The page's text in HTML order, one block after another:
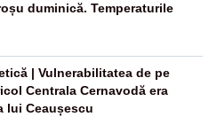
duminică. Temperaturile
| Vulnerabilitatea de pe
Centrala Cernavodă era
lui Ceaușescu